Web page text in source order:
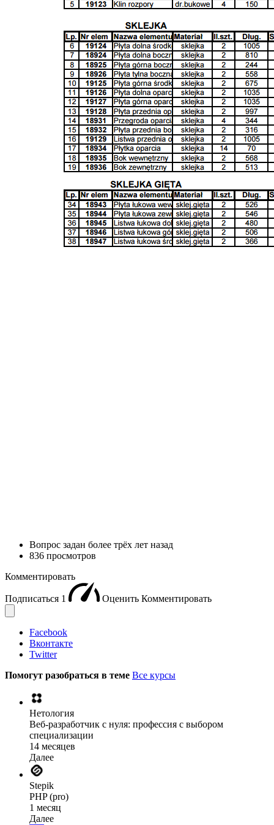
Вопрос задан более трёх лет назад
836 просмотров
Комментировать
Подписаться 1 Оценить Комментировать
Facebook
Вконтакте
Twitter
Помогут разобраться в теме Все курсы
Нетология
Веб-разработчик с нуля: профессия с выбором
специализации
14 месяцев
Далее
Stepik
PHP (pro)
1 месяц
Далее